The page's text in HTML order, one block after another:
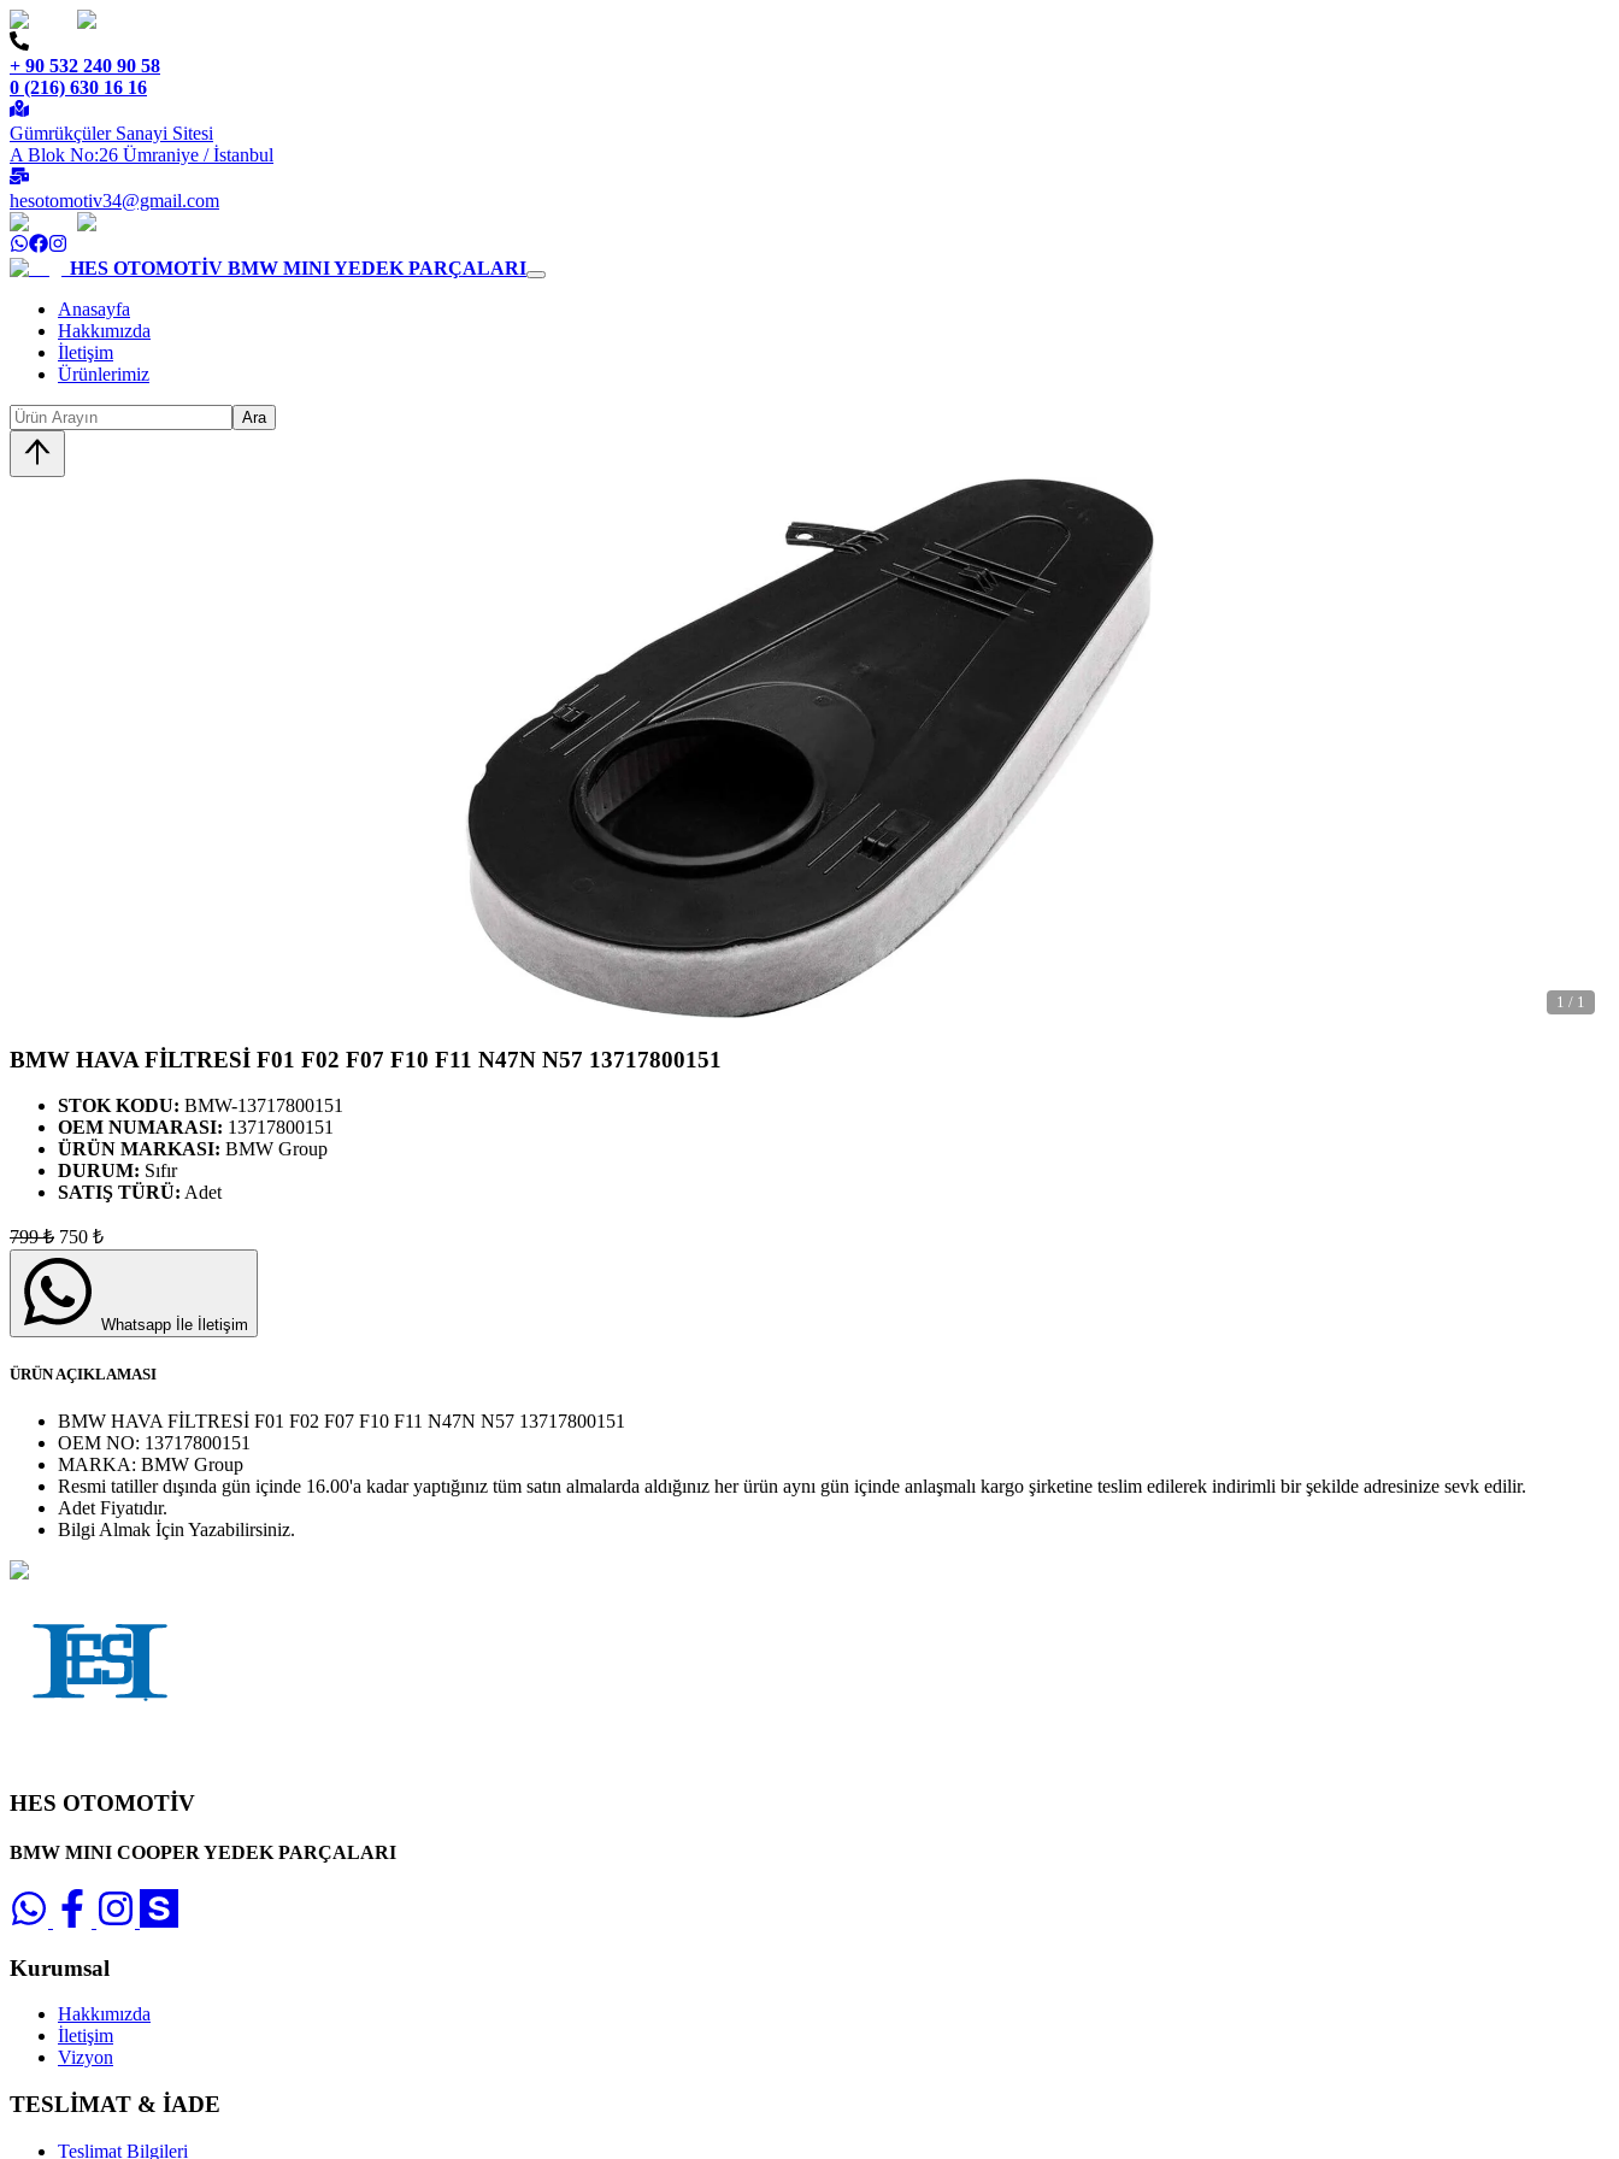
+ 90 532 240 90 58
0 (216) 630 16 16
Gümrükçüler Sanayi Sitesi
A Blok No:26 Ümraniye / İstanbul
hesotomotiv34@gmail.com
HES OTOMOTİV BMW MINI YEDEK PARÇALARI
Anasayfa
Hakkımızda
İletişim
Ürünlerimiz
Ara
1 / 1
BMW HAVA FİLTRESİ F01 F02 F07 F10 F11 N47N N57 13717800151
STOK KODU: BMW-13717800151
OEM NUMARASI: 13717800151
ÜRÜN MARKASI: BMW Group
DURUM: Sıfır
SATIŞ TÜRÜ: Adet
799₺ 750 ₺
Whatsapp İle İletişim
ÜRÜN AÇIKLAMASI
BMW HAVA FİLTRESİ F01 F02 F07 F10 F11 N47N N57 13717800151
OEM NO: 13717800151
MARKA: BMW Group
Resmi tatiller dışında gün içinde 16.00'a kadar yaptığınız tüm satın almalarda aldığınız her ürün aynı gün içinde anlaşmalı kargo şirketine teslim edilerek indirimli bir şekilde adresinize sevk edilir.
Adet Fiyatıdır.
Bilgi Almak İçin Yazabilirsiniz.
HES OTOMOTİV
BMW MINI COOPER YEDEK PARÇALARI
Kurumsal
Hakkımızda
İletişim
Vizyon
TESLİMAT & İADE
Teslimat Bilgileri